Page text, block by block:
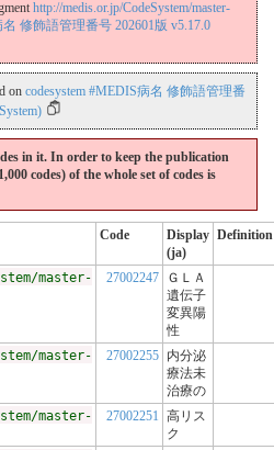
http://medis.or.jp/CodeSystem/master-
名 修飾語管理番号 202601版 v5.17.0
on codesystem #MEDIS病名 修飾語管理番
in it. In order to keep the publication
codes) of the whole set of codes is
Code
Display
(ja)
Definition
master-
27002247
ＧＬＡ
遺伝子
変異陽
性
master-
27002255 内分泌
療法未
治療の
master-
27002251 高リス
ク